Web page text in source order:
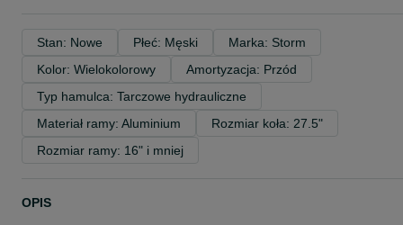
Stan: Nowe Płeć: Męski
Marka: Storm
Kolor: Wielokolorowy
Amortyzacja: Przód
Typ hamulca: Tarczowe hydrauliczne
Materiał ramy: Aluminium
Rozmiar koła: 27.5"
Rozmiar ramy: 16" i mniej
OPIS